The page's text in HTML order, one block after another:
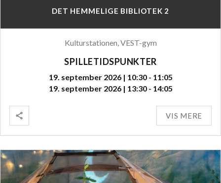
DET HEMMELIGE BIBLIOTEK 2
Kulturstationen, VEST-gym
SPILLETIDSPUNKTER
19. september 2026 | 10:30 - 11:05
19. september 2026 | 13:30 - 14:05
VIS MERE